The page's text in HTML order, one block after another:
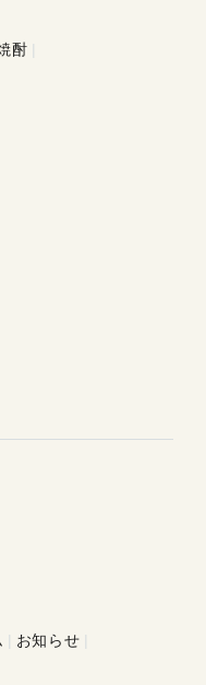
酎
お知らせ